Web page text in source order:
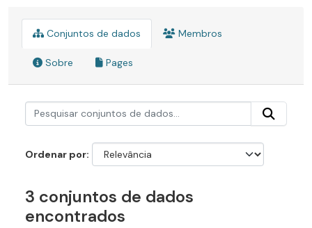
Conjuntos de dados Membros
Sobre Pages
Ordenar por
3 conjuntos de dados
encontrados